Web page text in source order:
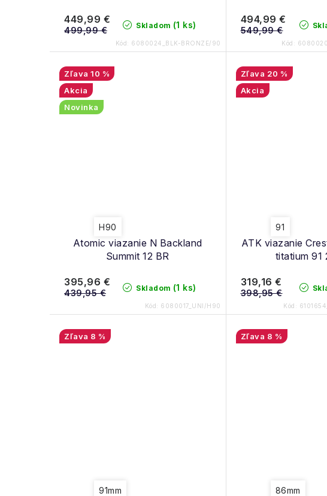
t
o
v
o
v
Skladom (1 ks)
449,99 €
499,99 €
Kód: 6080024_BLK-BRONZE/90
494,99 €
549,99 €
Kód:
Atomic viazanie N Backland
Summit 12 BR
10 %
Akcia
Novinka
H90
Skladom (1 ks)
395,96 €
439,95 €
Kód: 6080017_UNI/H90
ATK viazanie
titatium 91
20 %
Akcia
91
319,16 €
398,95 €
Kód:
8 %
91mm
8 %
86mm